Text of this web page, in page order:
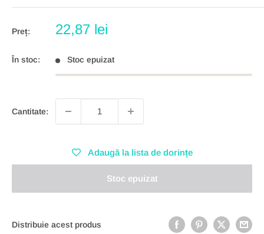
Preț:
Preț
22,87 lei
În stoc: Stoc epuizat
Cantitate:
Adaugă la lista de dorințe
Stoc epuizat
Distribuie acest produs